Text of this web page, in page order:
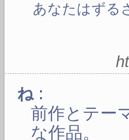
あなたはずる
ね :
前作とテー
な作品。